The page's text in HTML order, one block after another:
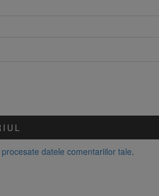
datele comentariilor tale.